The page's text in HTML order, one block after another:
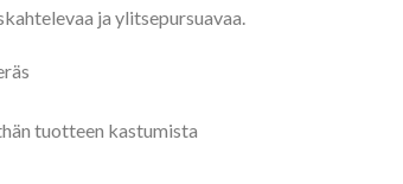
ja ylitsepursuavaa.
tuotteen kastumista